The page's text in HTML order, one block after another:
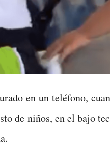
en un teléfono,
de niños, en el bajo